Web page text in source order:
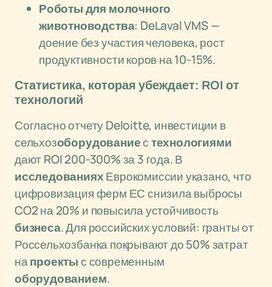
Роботы для молочного
животноводства: DeLaval VMS —
доение без участия человека, рост
продуктивности коров на 10-15%.
Статистика, которая убеждает: ROI от
технологий
Согласно отчету Deloitte, инвестиции в
сельхозоборудованиестехнологиями
дают ROI 200-300% за 3 года. В
исследованияхЕврокомиссии указано, что
цифровизация ферм ЕС снизила выбросы
CO2 на 20% и повысила устойчивость
бизнеса. Для российских условий: гранты от
Россельхозбанка покрывают до 50% затрат
напроектыс современным
оборудованием.